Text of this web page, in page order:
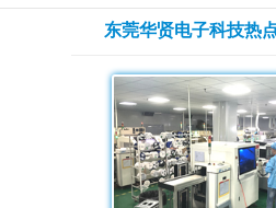
东莞华贤电子科技热